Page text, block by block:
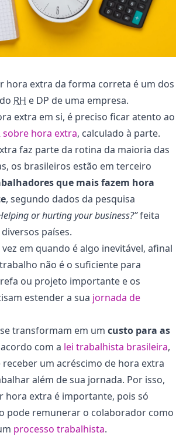
hora extra da forma correta é um dos
RH e DP de uma empresa.
extra em si, é preciso ficar atento ao
sobre hora extra, calculado à parte.
faz parte da rotina da maioria das
os brasileiros estão em terceiro
que mais fazem hora
, segundo dados da pesquisa
or hurting your business?”feita
países.
em quando é algo inevitável, afinal
não é o suficiente para
ou projeto importante e os
estender a sua jornada de
transformam em um custo para as
com a lei trabalhista brasileira,
um acréscimo de hora extra
além de sua jornada. Por isso,
hora extra é importante, pois só
pode remunerar o colaborador como
processo trabalhista.